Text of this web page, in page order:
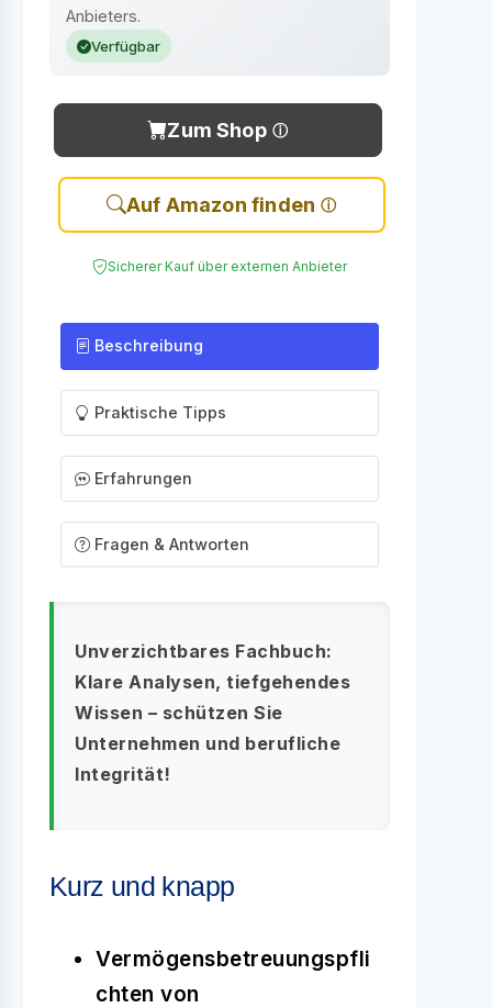
Anbieters.
Verfügbar
Zum Shop
Auf Amazon finden
Sicherer Kauf über externen Anbieter
Beschreibung
Praktische Tipps
Erfahrungen
Fragen & Antworten
Unverzichtbares Fachbuch:
Klare Analysen, tiefgehendes
Wissen – schützen Sie
Unternehmen und berufliche
Integrität!
Kurz und knapp
Vermögensbetreuungspfli
chten von